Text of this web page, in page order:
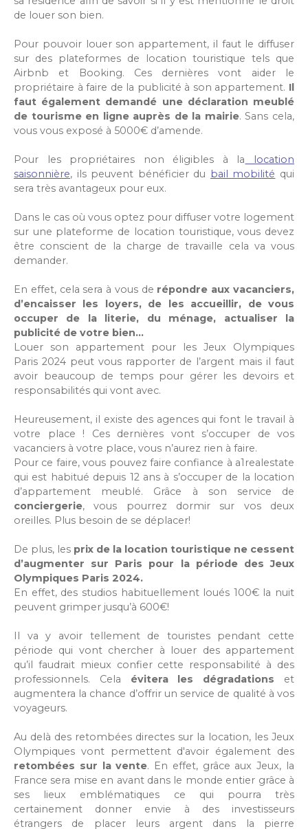
de louer son bien.
Pour pouvoir louer son appartement, il faut le diffuser
sur des plateformes de location touristique tels que
Airbnb et Booking. Ces dernières vont aider le
propriétaire à faire de la publicité à son appartement. Il
faut également demandé une déclaration meublé
de tourisme en ligne auprès de la mairie. Sans cela,
vous vous exposé à 5000€ d’amende.
Pour les propriétaires non éligibles à la location
saisonnière, ils peuvent bénéficier du bail mobilité qui
sera très avantageux pour eux.
Dans le cas où vous optez pour diffuser votre logement
sur une plateforme de location touristique, vous devez
être conscient de la charge de travaille cela va vous
demander.
En effet, cela sera à vous de répondre aux vacanciers,
d’encaisser les loyers, de les accueillir, de vous
occuper de la literie, du ménage, actualiser la
publicité de votre bien…
Louer son appartement pour les Jeux Olympiques
Paris 2024 peut vous rapporter de l’argent mais il faut
avoir beaucoup de temps pour gérer les devoirs et
responsabilités qui vont avec.
Heureusement, il existe des agences qui font le travail à
votre place ! Ces dernières vont s’occuper de vos
vacanciers à votre place, vous n’aurez rien à faire.
Pour ce faire, vous pouvez faire confiance à a1realestate
qui est habitué depuis 12 ans à s’occuper de la location
d’appartement meublé. Grâce à son service de
conciergerie, vous pourrez dormir sur vos deux
oreilles. Plus besoin de se déplacer!
De plus, les prix de la location touristique ne cessent
d’augmenter sur Paris pour la période des Jeux
Olympiques Paris 2024.
En effet, des studios habituellement loués 100€ la nuit
peuvent grimper jusqu’à 600€!
Il va y avoir tellement de touristes pendant cette
période qui vont chercher à louer des appartement
qu’il faudrait mieux confier cette responsabilité à des
professionnels. Cela évitera les dégradations et
augmentera la chance d’offrir un service de qualité à vos
voyageurs.
Au delà des retombées directes sur la location, les Jeux
Olympiques vont permettent d'avoir également des
retombées sur la vente. En effet, grâce aux Jeux, la
France sera mise en avant dans le monde entier grâce à
ses lieux emblématiques ce qui pourra très
certainement donner envie à des investisseurs
étrangers de placer leurs argent dans la pierre